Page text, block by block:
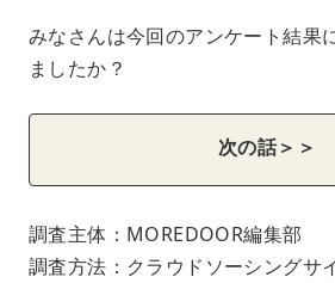
みなさんは今回のアンケート結果
ましたか？
次の話＞＞
調査主体：MOREDOOR編集部
調査方法：クラウドソーシングサ